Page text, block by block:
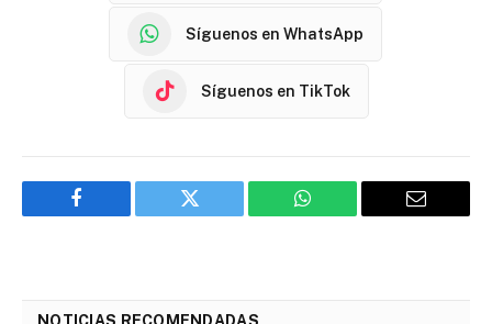
Síguenos en WhatsApp
Síguenos en TikTok
Facebook Twitter WhatsApp Email